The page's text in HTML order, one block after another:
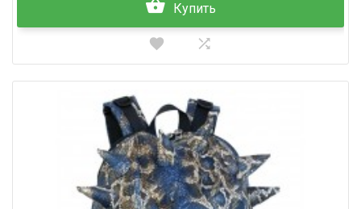
Купить